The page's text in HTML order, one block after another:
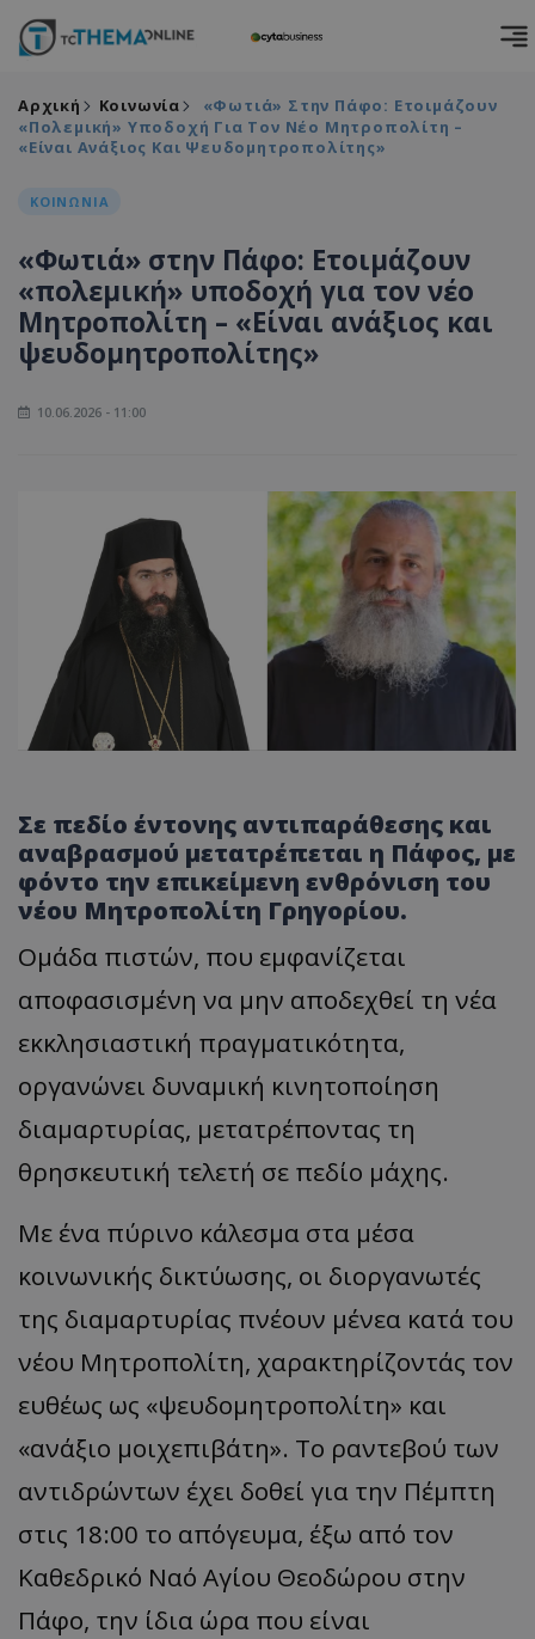
Αρχική Κοινωνία
«Φωτιά» Στην Πάφο: Ετοιμάζουν
«πολεμική» Υποδοχή Για Τον Νέο Μητροπολίτη –
«Είναι Ανάξιος Και Ψευδομητροπολίτης»
ΚΟΙΝΩΝΙΑ
«Φωτιά» στην Πάφο: Ετοιμάζουν
«πολεμική» υποδοχή για τον νέο
Μητροπολίτη – «Είναι ανάξιος και
ψευδομητροπολίτης»
10.06.2026 - 11:00
Σε πεδίο έντονης αντιπαράθεσης και
αναβρασμού μετατρέπεται η Πάφος, με
φόντο την επικείμενη ενθρόνιση του
νέου Μητροπολίτη Γρηγορίου.
Ομάδα πιστών, που εμφανίζεται
αποφασισμένη να μην αποδεχθεί τη νέα
εκκλησιαστική πραγματικότητα,
οργανώνει δυναμική κινητοποίηση
διαμαρτυρίας, μετατρέποντας τη
θρησκευτική τελετή σε πεδίο μάχης.
​Με ένα πύρινο κάλεσμα στα μέσα
κοινωνικής δικτύωσης, οι διοργανωτές
της διαμαρτυρίας πνέουν μένεα κατά του
νέου Μητροπολίτη, χαρακτηρίζοντάς τον
ευθέως ως «ψευδομητροπολίτη» και
«ανάξιο μοιχεπιβάτη». Το ραντεβού των
αντιδρώντων έχει δοθεί για την Πέμπτη
στις 18:00 το απόγευμα, έξω από τον
Καθεδρικό Ναό Αγίου Θεοδώρου στην
Πάφο, την ίδια ώρα που είναι